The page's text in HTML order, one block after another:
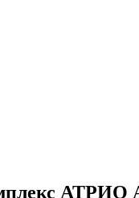
АТРИО